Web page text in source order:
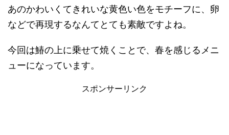
あのかわいくてきれいな黄色い色をモチーフに、卵
などで再現するなんてとても素敵ですよね。
今回は鰆の上に乗せて焼くことで、春を感じるメニ
ューになっています。
スポンサーリンク